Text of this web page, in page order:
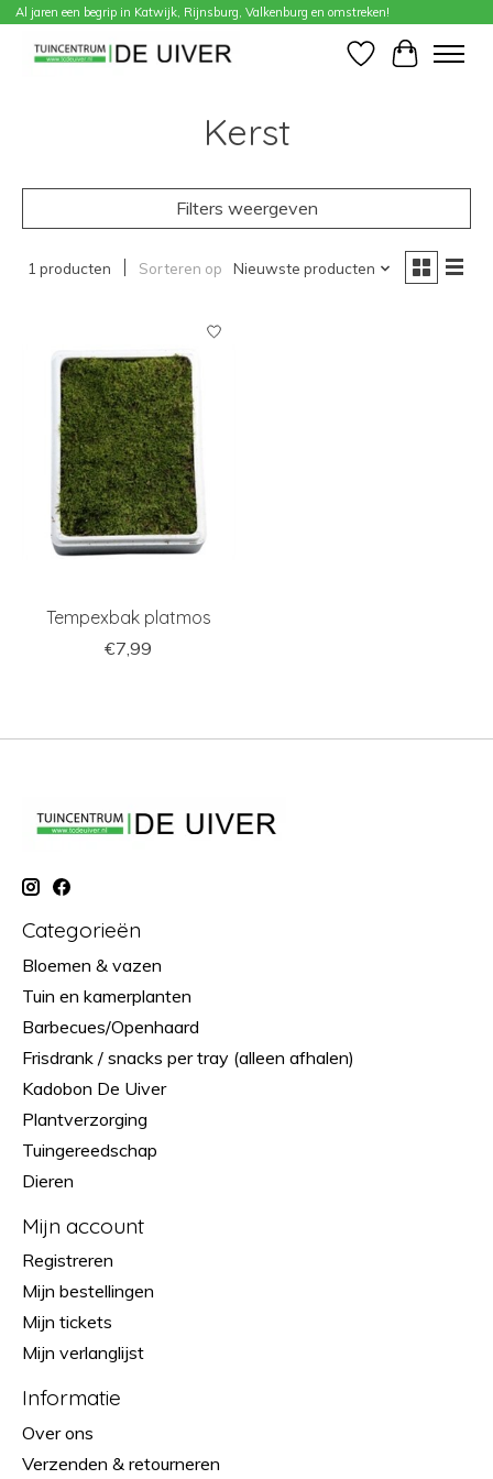
Al jaren een begrip in Katwijk, Rijnsburg, Valkenburg en omstreken!
Verlanglijst
Home /
Kerst
Filters weergeven
1 producten Sorteren op Nieuwste producten
Tempexbak platmos
€7,99
Categorieën
Bloemen & vazen
Tuin en kamerplanten
Barbecues/Openhaard
Frisdrank / snacks per tray (alleen afhalen)
Kadobon De Uiver
Plantverzorging
Tuingereedschap
Dieren
Mijn account
Registreren
Mijn bestellingen
Mijn tickets
Mijn verlanglijst
Informatie
Over ons
Verzenden & retourneren